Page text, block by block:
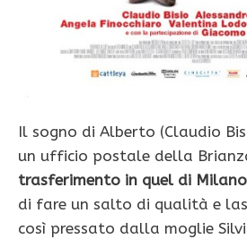
Il sogno di Alberto (Claudio
un ufficio postale della
trasferimento in quel di Milano
di fare un salto di qualità e
così pressato dalla moglie